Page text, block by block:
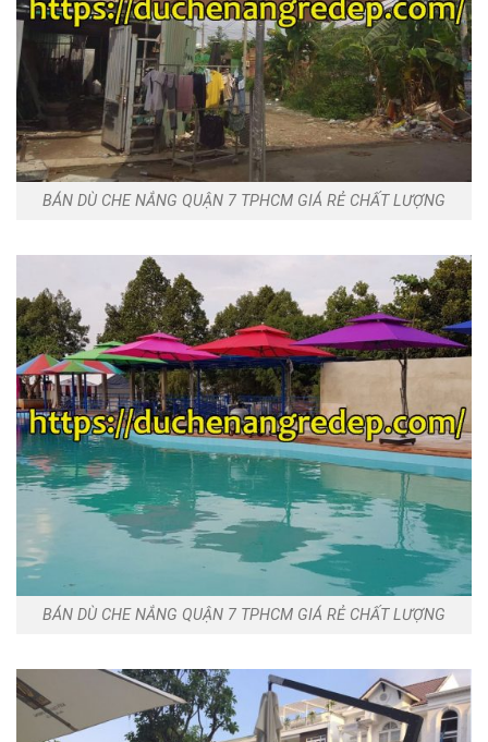
BÁN DÙ CHE NẮNG QUẬN 7 TPHCM GIÁ RẺ CHẤT LƯỢNG
BÁN DÙ CHE NẮNG QUẬN 7 TPHCM GIÁ RẺ CHẤT LƯỢNG